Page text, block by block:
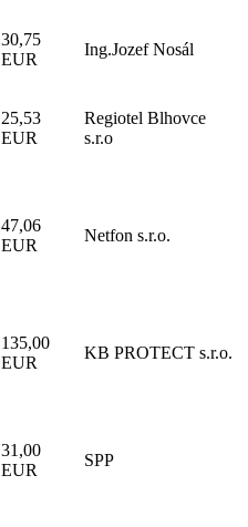
30,75
EUR
Ing.Jozef Nosál
25,53
EUR
Regiotel Blhovce
s.r.o
47,06
EUR
Netfon s.r.o.
135,00
EUR
KB PROTECT s.r.o.
31,00
EUR
SPP